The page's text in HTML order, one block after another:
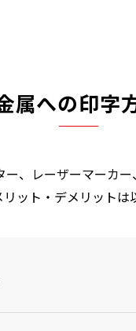
属への印字
、レーザーマーカ
ット・デメリットは